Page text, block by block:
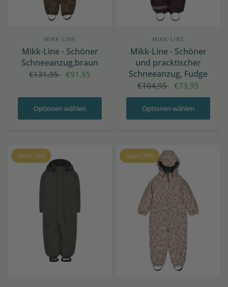
MIKK-LINE
Mikk-Line - Schöner
Schneeanzug,braun
€131,95 €91,95
Optionen wählen
MIKK-LINE
Mikk-Line - Schöner
und pracktischer
Schneeanzug, Fudge
€104,95 €73,95
Optionen wählen
Spare 29% Spare 30%